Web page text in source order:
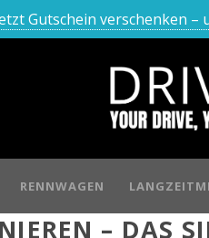
Gutschein verschenken
RENNWAGEN
– DAS